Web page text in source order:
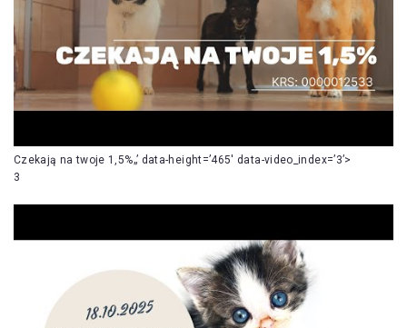
Czekają na twoje 1,5%„’ data-height=’465′ data-video_index=’3’>
3